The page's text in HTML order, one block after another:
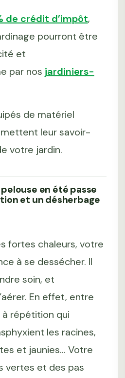
de crédit d’impôt,
pourront être
et
par nos jardiniers-
de matériel
leur savoir-
votre jardin.
en été passe
et un désherbage
fortes chaleurs, votre
à se dessécher. Il
soin, et
En effet, entre
répétition qui
les racines,
et jaunies... Votre
vertes et des pas